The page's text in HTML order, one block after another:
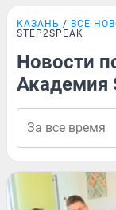
КАЗАНЬ ВСЕ
STEP2SPEAK
Новости
Академия